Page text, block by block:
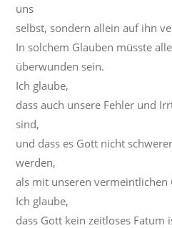
uns
selbst, sondern allein auf ihn
In solchem Glauben müsste
überwunden sein.
Ich glaube,
dass auch unsere Fehler und
sind,
und dass es Gott nicht
werden,
als mit unseren vermeintlichen
Ich glaube,
dass Gott kein zeitloses Fatum